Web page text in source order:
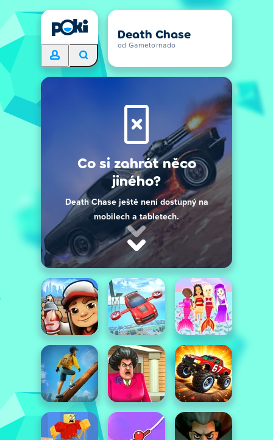
Death Chase
od Gametornado
Co si zahrát něco
jiného?
Death Chase ještě není dostupný na
mobilech a tabletech.